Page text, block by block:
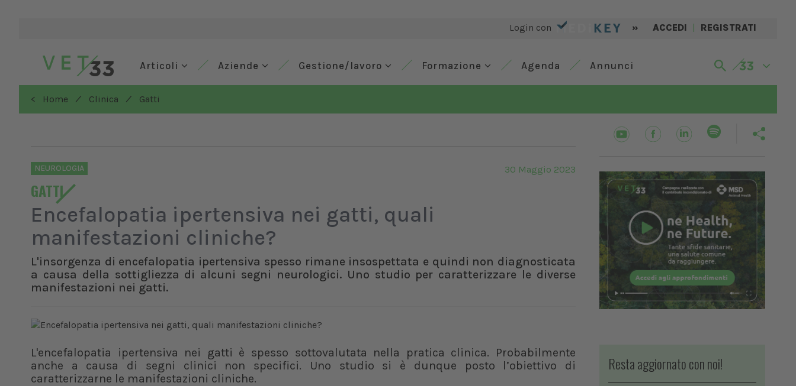
Login con » ACCEDI | REGISTRATI
Articoli Aziende Gestione/lavoro Formazione Agenda Annunci
< Home / Clinica / Gatti
NEUROLOGIA
GATTI
30 Maggio 2023
Encefalopatia ipertensiva nei gatti, quali
manifestazioni cliniche?
L'insorgenza di encefalopatia ipertensiva spesso rimane insospettata e quindi non diagnosticata
a causa della sottigliezza di alcuni segni neurologici. Uno studio per caratterizzare le diverse
manifestazioni nei gatti.
L'encefalopatia ipertensiva nei gatti è spesso sottovalutata nella pratica clinica. Probabilmente
anche a causa di segni clinici non specifici. Uno studio si è dunque posto l’obiettivo di
caratterizzarne le manifestazioni cliniche.
Resta aggiornato con noi!